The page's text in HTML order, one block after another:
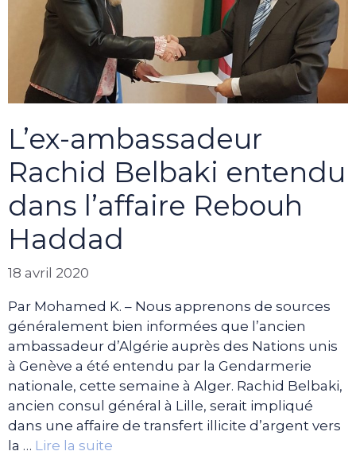
L’ex-ambassadeur
Rachid Belbaki entendu
dans l’affaire Rebouh
Haddad
18 avril 2020
Par Mohamed K. – Nous apprenons de sources
généralement bien informées que l’ancien
ambassadeur d’Algérie auprès des Nations unis
à Genève a été entendu par la Gendarmerie
nationale, cette semaine à Alger. Rachid Belbaki,
ancien consul général à Lille, serait impliqué
dans une affaire de transfert illicite d’argent vers
la … Lire la suite